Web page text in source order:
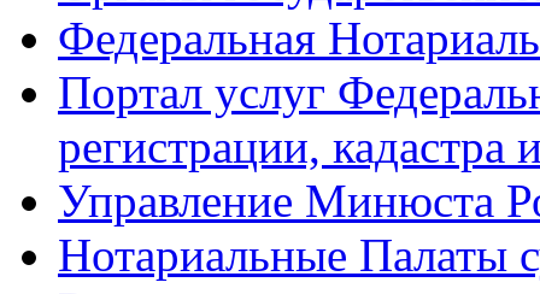
Федеральная
Портал услуг
регистрации, кадастра
Управление Минюста
Нотариальные Палаты